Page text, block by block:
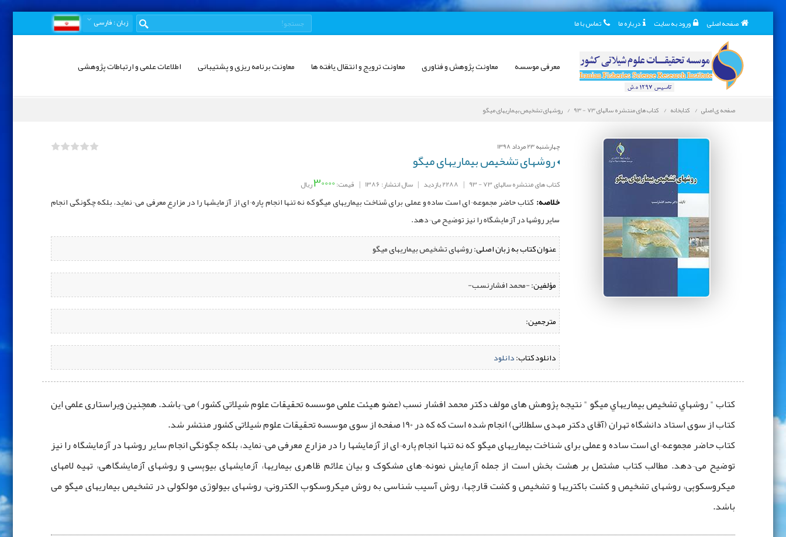
صفحه اصلی ورود به سایت درباره ما تماس با ما زبان: فارسی
معرفی موسسه معاونت پژوهش و فناوری معاونت ترویج و انتقال یافته ها معاونت برنامه ریزی و پشتیبانی اطلاعات علمی و ارتباطات پژوهشی
صفحه ی اصلی کتابخانه کتاب های منتشره سالهای 73 - 93 روشهای تشخیص بیماریهای میگو
چهارشنبه 23 مرداد 1398
روشهای تشخیص بیماریهای میگو
کتاب های منتشره سالهای 73 - 93 | 2288 بازدید | سال انتشار: 1386 | قیمت:30000ریال
خلاصه: کتاب حاضر مجموعه¬ای است ساده و عملی برای شناخت بیماریهای میگو که نه تنها انجام پاره¬ای از آزمایشها را در مزارع معرفی می¬نماید، بلكه چگونگی انجام
سایر روشها در آزمایشگاه را نیز توضیح می¬دهد.
عنوان کتاب به زبان اصلی:روشهای تشخیص بیماریهای میگو
مؤلفین:‌ -محمد افشارنسب-
مترجمین:
دانلود کتاب:دانلود
کتاب " روشهاي تشخيص بيماريهاي ميگو " نتیجه پژوهش ‌های مولف دکتر محمد افشار نسب (عضو هیئت علمی موسسه تحقیقات علوم شیلاتی کشور) می¬باشد. همچنین ویراستاری علمی این
کتاب از سوی استاد دانشگاه تهران (آقای دکتر مهدی سلطلانی) انجام شده است که که در 190 صفحه از سوی موسسه تحقیقات علوم شیلاتی کشور منتشر شد.
کتاب حاضر مجموعه¬ای است ساده و عملی برای شناخت بیماریهای میگو که نه تنها انجام پاره¬ای از آزمایشها را در مزارع معرفی می¬نماید، بلکه چگونگی انجام سایر روشها در آزمایشگاه را نیز
توضیح می¬دهد. مطالب کتاب مشتمل بر هشت بخش است از جمله آزمایش نمونه¬های مشکوک و بیان علائم ظاهری بیماریها، آزمایشهای بیوپسی و روشهای آزمایشگاهی، تهیه لامهای
میکروسکوپی، روشهای تشخیص و کشت باکتریها و تشخیص و کشت قارچها، روش آسیب شناسی به روش میکروسکوپ الکترونی، روشهای بیولوژی مولکولی در تشخیص بیماریهای میگو می
باشد.